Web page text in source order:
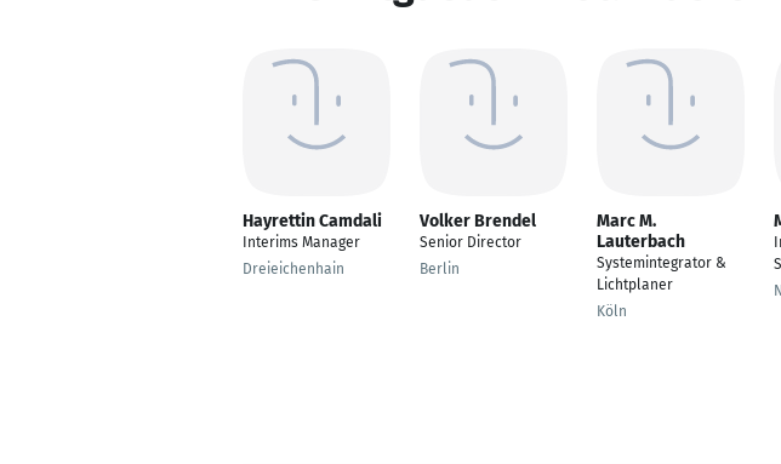
Hayrettin Camdali
Interims Manager
Dreieichenhain
Volker Brendel
Senior Director
Berlin
Marc M.
Lauterbach
Systemintegrator &
Lichtplaner
Köln